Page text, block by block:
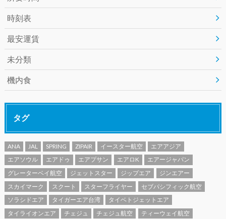
時刻表
最安運賃
未分類
機内食
タグ
ANA JAL SPRING ZIPAIR イースター航空
エアアジア
エアソウル
エアドゥ エアプサン エアロK
エアージャパン
グレーターベイ航空
ジェットスター ジップエア
ジンエアー
スカイマーク
スクート スターフライヤー
セブパシフィック航空
ソラシドエア
タイガーエア台湾
タイベトジェットエア
タイライオンエア
チェジュ チェジュ航空 ティーウェイ航空